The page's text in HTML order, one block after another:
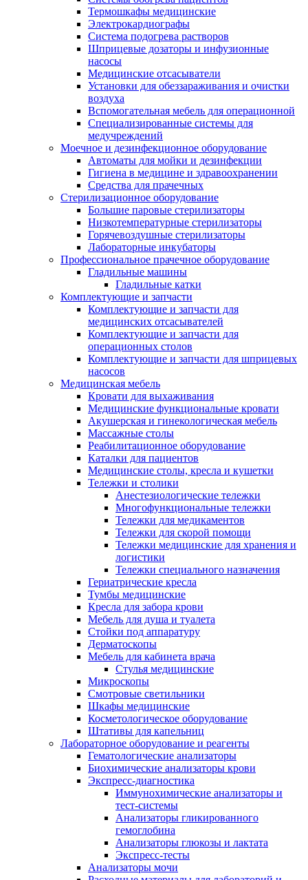
Термошкафы медицинские
Электрокардиографы
Cистема подогрева растворов
Шприцевые дозаторы и инфузионные
насосы
Медицинские отсасыватели
Установки для обеззараживания и очистки
воздуха
Вспомогательная мебель для операционной
Специализированные системы для
медучреждений
Моечное и дезинфекционное оборудование
Автоматы для мойки и дезинфекции
Гигиена в медицине и здравоохранении
Средства для прачечных
Стерилизационное оборудование
Большие паровые стерилизаторы
Низкотемпературные стерилизаторы
Горячевоздушные стерилизаторы
Лабораторные инкубаторы
Профессиональное прачечное оборудование
Гладильные машины
Гладильные катки
Комплектующие и запчасти
Комплектующие и запчасти для
медицинских отсасывателей
Комплектующие и запчасти для
операционных столов
Комплектующие и запчасти для шприцевых
насосов
Медицинская мебель
Кровати для выхаживания
Медицинские функциональные кровати
Акушерская и гинекологическая мебель
Массажные столы
Реабилитационное оборудование
Каталки для пациентов
Медицинские столы, кресла и кушетки
Тележки и столики
Анестезиологические тележки
Многофункциональные тележки
Тележки для медикаментов
Тележки для скорой помощи
Тележки медицинские для хранения и
логистики
Тележки специального назначения
Гериатрические кресла
Тумбы медицинские
Кресла для забора крови
Мебель для душа и туалета
Стойки под аппаратуру
Дерматоскопы
Мебель для кабинета врача
Стулья медицинские
Микроскопы
Смотровые светильники
Шкафы медицинские
Косметологическое оборудование
Штативы для капельниц
Лабораторное оборудование и реагенты
Гематологические анализаторы
Биохимические анализаторы крови
Экспресс-диагностика
Иммунохимические анализаторы и
тест-системы
Анализаторы гликированного
гемоглобина
Анализаторы глюкозы и лактата
Экспресс-тесты
Анализаторы мочи